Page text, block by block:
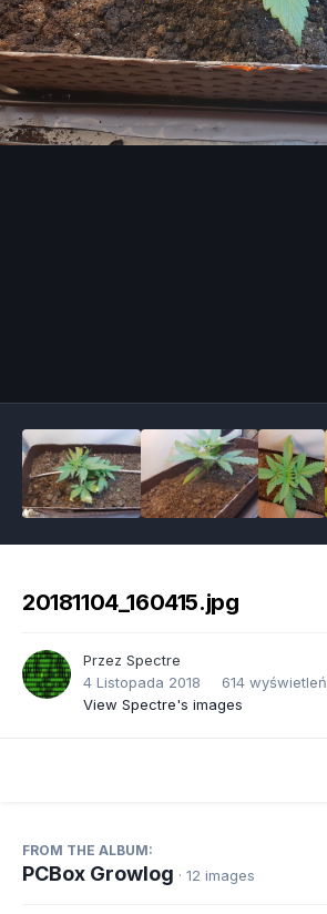
20181104_160415.jpg
Przez Spectre
4 Listopada 2018
614 wyświetleń
View Spectre's images
FROM THE ALBUM:
PCBox Growlog · 12 images